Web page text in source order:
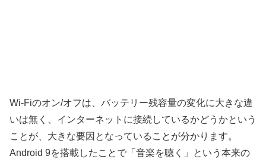
Wi-Fiのオン/オフは、バッテリー残容量の変化に大きな違
いは無く、インターネットに接続しているかどうかという
ことが、大きな要因となっていることが分かります。
Android 9を搭載したことで「音楽を聴く」という本来の